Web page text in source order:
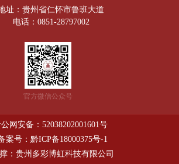
址：贵州省仁怀市鲁班大道
电话：0851-28797002
官方微信公众号
网安备：52038202001601号
案号：黔ICP备18000375号-1
：贵州多彩博虹科技有限公司